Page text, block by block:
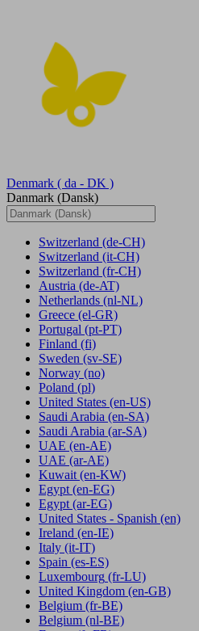
Denmark ( da - DK )
Danmark (Dansk)
Switzerland (de-CH)
Switzerland (it-CH)
Switzerland (fr-CH)
Austria (de-AT)
Netherlands (nl-NL)
Greece (el-GR)
Portugal (pt-PT)
Finland (fi)
Sweden (sv-SE)
Norway (no)
Poland (pl)
United States (en-US)
Saudi Arabia (en-SA)
Saudi Arabia (ar-SA)
UAE (en-AE)
UAE (ar-AE)
Kuwait (en-KW)
Egypt (en-EG)
Egypt (ar-EG)
United States - Spanish (en)
Ireland (en-IE)
Italy (it-IT)
Spain (es-ES)
Luxembourg (fr-LU)
United Kingdom (en-GB)
Belgium (fr-BE)
Belgium (nl-BE)